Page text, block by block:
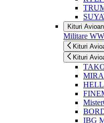
Kituri
Militare
Kituri
Kituri
IBG